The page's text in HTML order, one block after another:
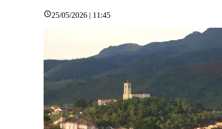
25/05/2026 | 11:45